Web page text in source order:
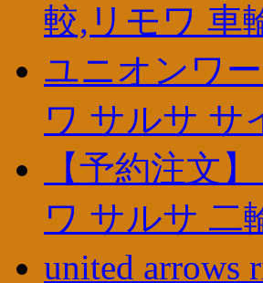
較,リモワ 車
ユニオンワ
ワ サルサ サ
【予約注文
ワ サルサ 二
united arrows